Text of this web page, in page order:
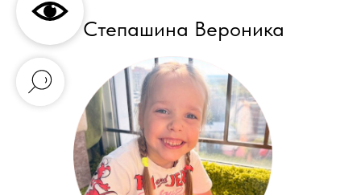
Степашина Вероника